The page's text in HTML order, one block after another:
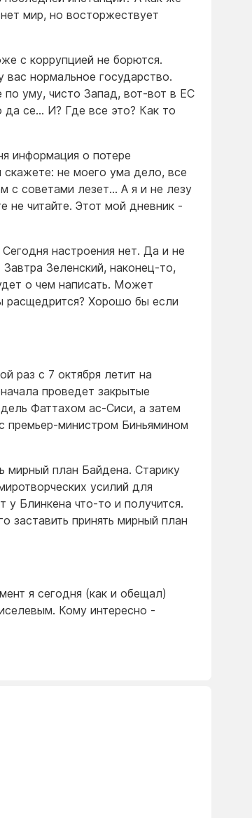
мир, но восторжествует
с коррупцией не борются.
нормальное государство.
уму, чисто Запад, вот-вот в ЕС
се… И? Где все это? Как то
информация о потере
не моего ума дело, все
с советами лезет… А я и не лезу
читайте. Этот мой дневник -
настроения нет. Да и не
Зеленский, наконец-то,
о чем написать. Может
расщедрится? Хорошо бы если
раз с 7 октября летит на
проведет закрытые
Фаттахом ас-Сиси, а затем
премьер-министром Биньямином
мирный план Байдена. Старику
усилий для
Блинкена что-то и получится.
принять мирный план
я сегодня (как и обещал)
Кому интересно -